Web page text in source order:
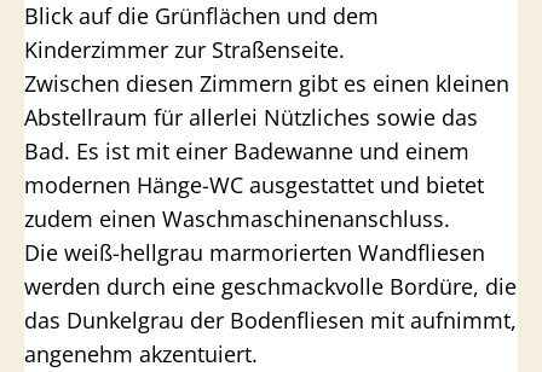
Blick auf die Grünflächen und dem
Kinderzimmer zur Straßenseite.
Zwischen diesen Zimmern gibt es einen kleinen
Abstellraum für allerlei Nützliches sowie das
Bad. Es ist mit einer Badewanne und einem
modernen Hänge-WC ausgestattet und bietet
zudem einen Waschmaschinenanschluss.
Die weiß-hellgrau marmorierten Wandfliesen
werden durch eine geschmackvolle Bordüre, die
das Dunkelgrau der Bodenfliesen mit aufnimmt,
angenehm akzentuiert.